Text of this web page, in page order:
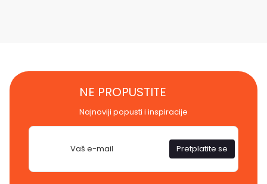
NE PROPUSTITE
Najnoviji popusti i inspiracije
Pretplatite se